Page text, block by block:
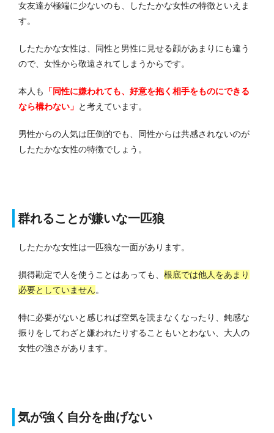
女友達が極端に少ないのも、したたかな女性の特徴といえま
す。
したたかな女性は、同性と男性に見せる顔があまりにも違う
ので、女性から敬遠されてしまうからです。
本人も
「同性に嫌われても、好意を抱く相手をものにできる
なら構わない」 と考えています。
男性からの人気は圧倒的でも、同性からは共感されないのが
したたかな女性の特徴でしょう。
群れることが嫌いな一匹狼
したたかな女性は一匹狼な一面があります。
損得勘定で人を使うことはあっても、 根底では他人をあまり
必要としていません。
特に必要がないと感じれば空気を読まなくなったり、鈍感な
振りをしてわざと嫌われたりすることもいとわない、大人の
女性の強さがあります。
気が強く自分を曲げない